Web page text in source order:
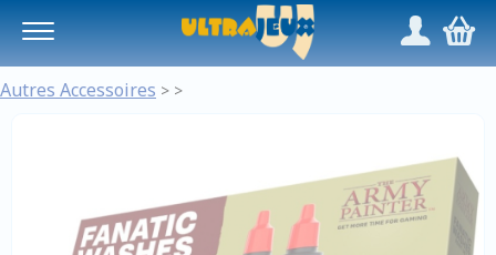
/,
Autres Accessoires > >